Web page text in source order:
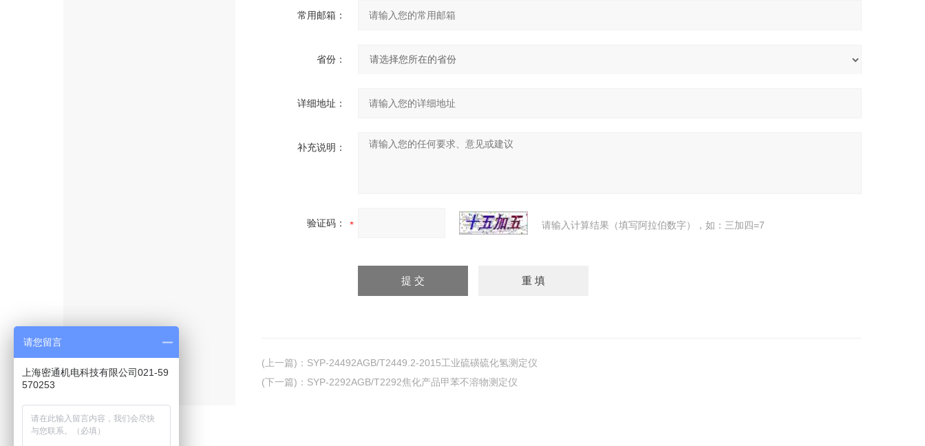
常用邮箱：
省份：
详细地址：
补充说明：
验证码： 请输入计算结果（填写阿拉伯数字），如：三加四=7
(上一篇) ： SYP-24492AGB/T2449.2-2015工业硫磺硫化氢测定仪
(下一篇) ： SYP-2292AGB/T2292焦化产品甲苯不溶物测定仪
请您留言
上海密通机电科技有限公司021-59
570253